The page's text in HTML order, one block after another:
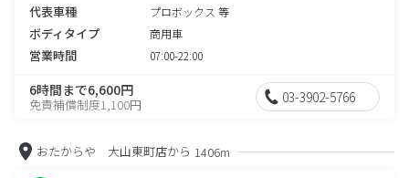
代表車種 プロボックス 等
ボディタイプ 商用車
営業時間 07:00-22:00
6時間まで6,600円
免責補償制度1,100円 03-3902-5766
おたからや 大山東町店から 1406m